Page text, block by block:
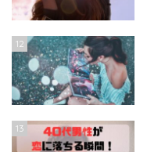
12
13